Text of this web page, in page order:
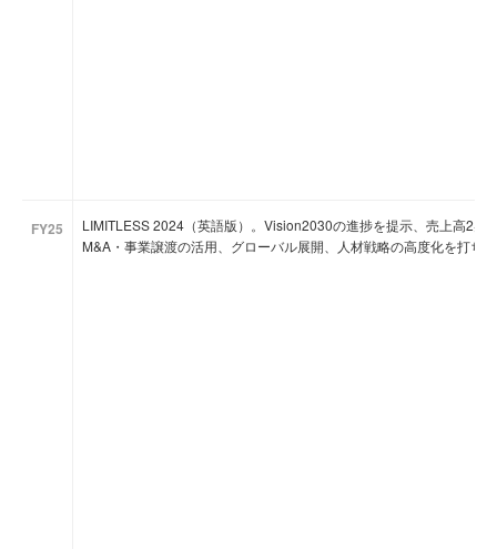
FY25
LIMITLESS 2024（英語版）。Vision2030の進捗を提示、売上高2兆
M&A・事業譲渡の活用、グローバル展開、人材戦略の高度化を打ち